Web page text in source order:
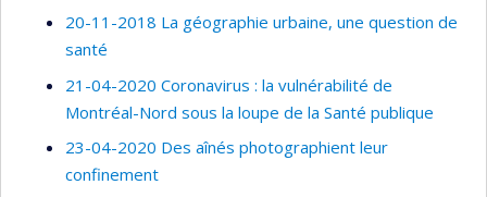
20-11-2018 La géographie urbaine, une question de
santé
21-04-2020 Coronavirus : la vulnérabilité de
Montréal-Nord sous la loupe de la Santé publique
23-04-2020 Des aînés photographient leur
confinement